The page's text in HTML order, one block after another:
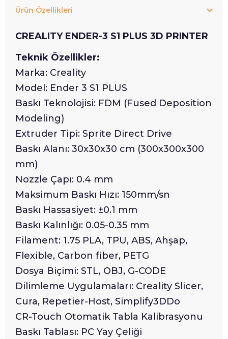
Ürün Özellikleri
CREALITY ENDER-3 S1 PLUS 3D PRINTER
Teknik Özellikler:
Marka: Creality
Model: Ender 3 S1 PLUS
Baskı Teknolojisi: FDM (Fused Deposition
Modeling)
Extruder Tipi: Sprite Direct Drive
Baskı Alanı: 30x30x30 cm (300x300x300
mm)
Nozzle Çapı: 0.4 mm
Maksimum Baskı Hızı: 150mm/sn
Baskı Hassasiyet: ±0.1 mm
Baskı Kalınlığı: 0.05-0.35 mm
Filament: 1.75 PLA, TPU, ABS, Ahşap,
Flexible, Carbon fiber, PETG
Dosya Biçimi: STL, OBJ, G-CODE
Dilimleme Uygulamaları: Creality Slicer,
Cura, Repetier-Host, Simplify3DDo
CR-Touch Otomatik Tabla Kalibrasyonu
Baskı Tablası: PC Yay Çeliği